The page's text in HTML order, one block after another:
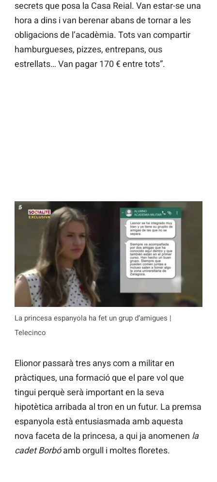
secrets que posa la Casa Reial. Van estar-se una
hora a dins i van berenar abans de tornar a les
obligacions de l’acadèmia. Tots van compartir
hamburgueses, pizzes, entrepans, ous
estrellats… Van pagar 170 € entre tots”.
La princesa espanyola ha fet un grup d’amigues |
Telecinco
Elionor passarà tres anys com a militar en
pràctiques, una formació que el pare vol que
tingui perquè serà important en la seva
hipotètica arribada al tron en un futur. La premsa
espanyola està entusiasmada amb aquesta
nova faceta de la princesa, a qui ja anomenen la
cadet Borbóamb orgull i moltes floretes.